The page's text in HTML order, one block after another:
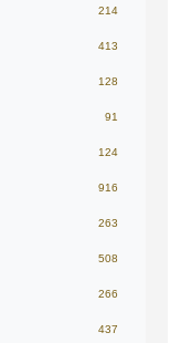
214
413
128
91
124
916
263
508
266
437